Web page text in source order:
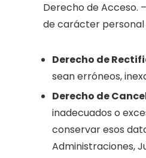
Derecho de Acceso.
de carácter personal
Derecho de
sean erróneos,
Derecho de
inadecuados o
conservar esos
Administraciones,